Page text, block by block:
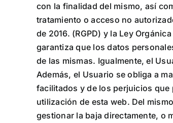
con la finalidad del mismo, así
tratamiento o acceso no
de 2016. (RGPD) y la Ley
garantiza que los datos
de las mismas. Igualmente, el
Además, el Usuario se obliga a
facilitados y de los perjuicios que
utilización de esta web. Del
gestionar la baja directamente, o